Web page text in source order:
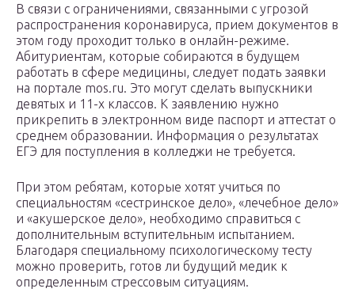
В связи с ограничениями, связанными с угрозой
распространения коронавируса, прием документов в
этом году проходит только в онлайн-режиме.
Абитуриентам, которые собираются в будущем
работать в сфере медицины, следует подать заявки
на портале mos.ru. Это могут сделать выпускники
девятых и 11-х классов. К заявлению нужно
прикрепить в электронном виде паспорт и аттестат о
среднем образовании. Информация о результатах
ЕГЭ для поступления в колледжи не требуется.
При этом ребятам, которые хотят учиться по
специальностям «сестринское дело», «лечебное дело»
и «акушерское дело», необходимо справиться с
дополнительным вступительным испытанием.
Благодаря специальному психологическому тесту
можно проверить, готов ли будущий медик к
определенным стрессовым ситуациям.